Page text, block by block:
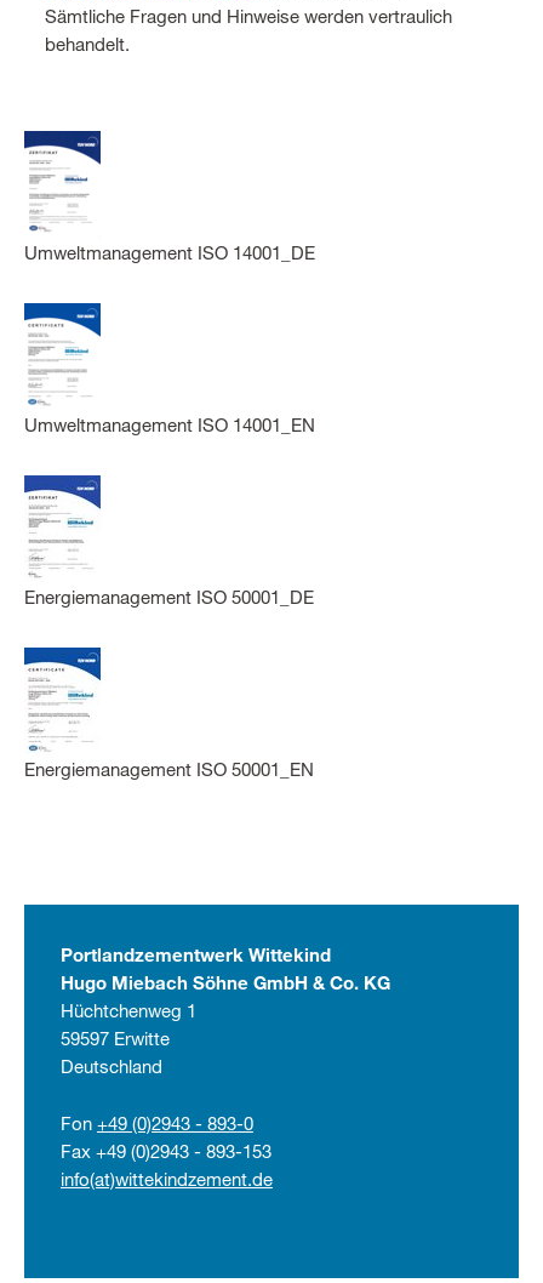
Sämtliche Fragen und Hinweise werden vertraulich
behandelt.
Umweltmanagement ISO 14001_DE
Umweltmanagement ISO 14001_EN
Energiemanagement ISO 50001_DE
Energiemanagement ISO 50001_EN
Portlandzementwerk Wittekind
Hugo Miebach Söhne GmbH & Co. KG
Hüchtchenweg 1
59597 Erwitte
Deutschland
Fon +49 (0)2943 - 893-0
Fax +49 (0)2943 - 893-153
info(at)wittekindzement.de